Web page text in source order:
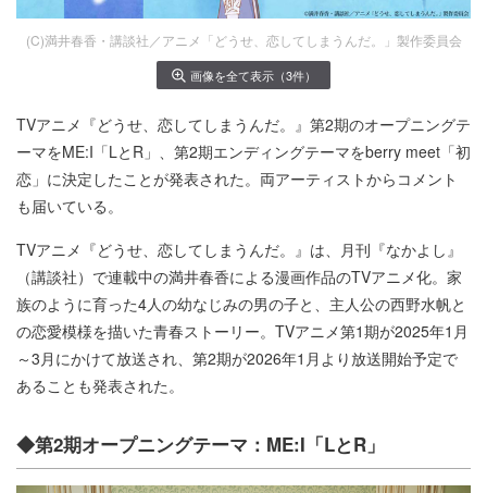
(C)満井春香・講談社／アニメ「どうせ、恋してしまうんだ。」製作委員会
画像を全て表示（3件）
TVアニメ『どうせ、恋してしまうんだ。』第2期のオープニングテ
ーマをME:I「LとR」、第2期エンディングテーマをberry meet「初
恋」に決定したことが発表された。両アーティストからコメント
も届いている。
TVアニメ『どうせ、恋してしまうんだ。』は、月刊『なかよし』
（講談社）で連載中の満井春香による漫画作品のTVアニメ化。家
族のように育った4人の幼なじみの男の子と、主人公の西野水帆と
の恋愛模様を描いた青春ストーリー。TVアニメ第1期が2025年1月
～3月にかけて放送され、第2期が2026年1月より放送開始予定で
あることも発表された。
◆第2期オープニングテーマ：ME:I「LとR」